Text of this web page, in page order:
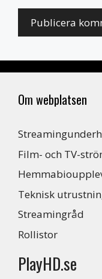
Om webplatsen
Film- och TV-
Teknisk
Streamingråd
Rollistor
PlayHD.se